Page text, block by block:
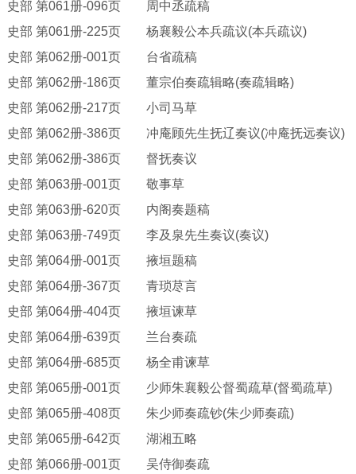
史部 第061册-096页 周中丞疏稿
史部 第061册-225页 杨襄毅公本兵疏议(本兵疏议)
史部 第062册-001页 台省疏稿
史部 第062册-186页 董宗伯奏疏辑略(奏疏辑略)
史部 第062册-217页 小司马草
史部 第062册-386页 冲庵顾先生抚辽奏议(冲庵抚远奏议)
史部 第062册-386页 督抚奏议
史部 第063册-001页 敬事草
史部 第063册-620页 内阁奏题稿
史部 第063册-749页 李及泉先生奏议(奏议)
史部 第064册-001页 掖垣题稿
史部 第064册-367页 青琐荩言
史部 第064册-404页 掖垣谏草
史部 第064册-639页 兰台奏疏
史部 第064册-685页 杨全甫谏草
史部 第065册-001页 少师朱襄毅公督蜀疏草(督蜀疏草)
史部 第065册-408页 朱少师奏疏钞(朱少师奏疏)
史部 第065册-642页 湖湘五略
史部 第066册-001页 吴侍御奏疏